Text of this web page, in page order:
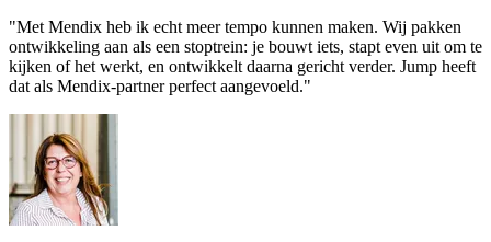
"Met Mendix heb ik echt meer tempo kunnen maken. Wij pakken
ontwikkeling aan als een stoptrein: je bouwt iets, stapt even uit om te
kijken of het werkt, en ontwikkelt daarna gericht verder. Jump heeft
dat als Mendix-partner perfect aangevoeld."